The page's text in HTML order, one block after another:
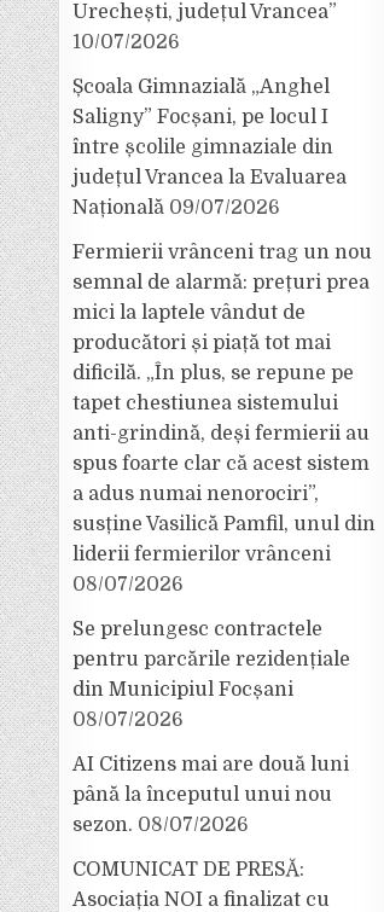
Urechești, județul Vrancea”
10/07/2026
Școala Gimnazială „Anghel
Saligny” Focșani, pe locul I
între școlile gimnaziale din
județul Vrancea la Evaluarea
Națională 09/07/2026
Fermierii vrânceni trag un nou
semnal de alarmă: prețuri prea
mici la laptele vândut de
producători și piață tot mai
dificilă. „În plus, se repune pe
tapet chestiunea sistemului
anti-grindină, deși fermierii au
spus foarte clar că acest sistem
a adus numai nenorociri”,
susține Vasilică Pamfil, unul din
liderii fermierilor vrânceni
08/07/2026
Se prelungesc contractele
pentru parcările rezidențiale
din Municipiul Focșani
08/07/2026
AI Citizens mai are două luni
până la începutul unui nou
sezon. 08/07/2026
COMUNICAT DE PRESĂ:
Asociația NOI a finalizat cu